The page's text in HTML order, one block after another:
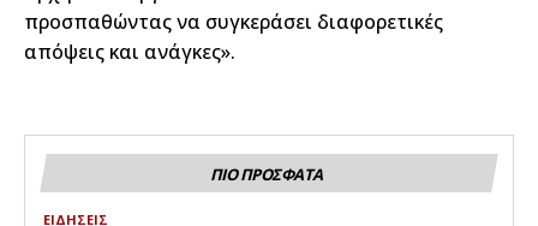
προσπαθώντας να συγκεράσει διαφορετικές
απόψεις και ανάγκες».
ΠΙΟ ΠΡΟΣΦΑΤΑ
ΕΙΔΗΣΕΙΣ